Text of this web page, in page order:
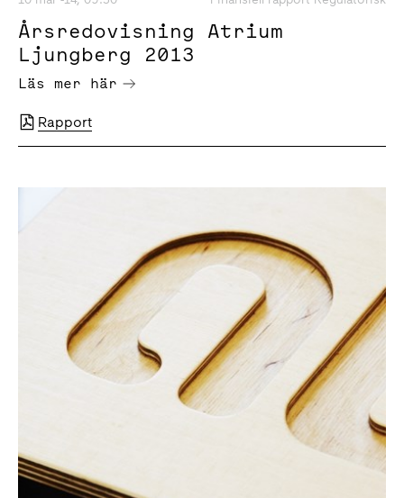
Årsredovisning Atrium
Ljungberg 2013
Läs mer här
Rapport